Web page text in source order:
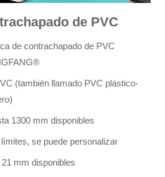
de PVC
de contrachapado de PVC
(también llamado PVC plástico-
1300 mm disponibles
se puede personalizar
21 mm disponibles